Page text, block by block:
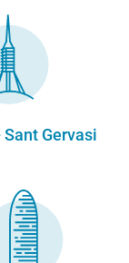
Sant Gervasi